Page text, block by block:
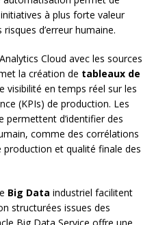
à plus forte valeur
d’erreur humaine.
Cloud avec les sources
la création de tableaux de
visibilité en temps réel sur les
(KPIs) de production. Les
permettent d’identifier des
comme des corrélations
et qualité finale des
Big Data industriel facilitent
structurées issues des